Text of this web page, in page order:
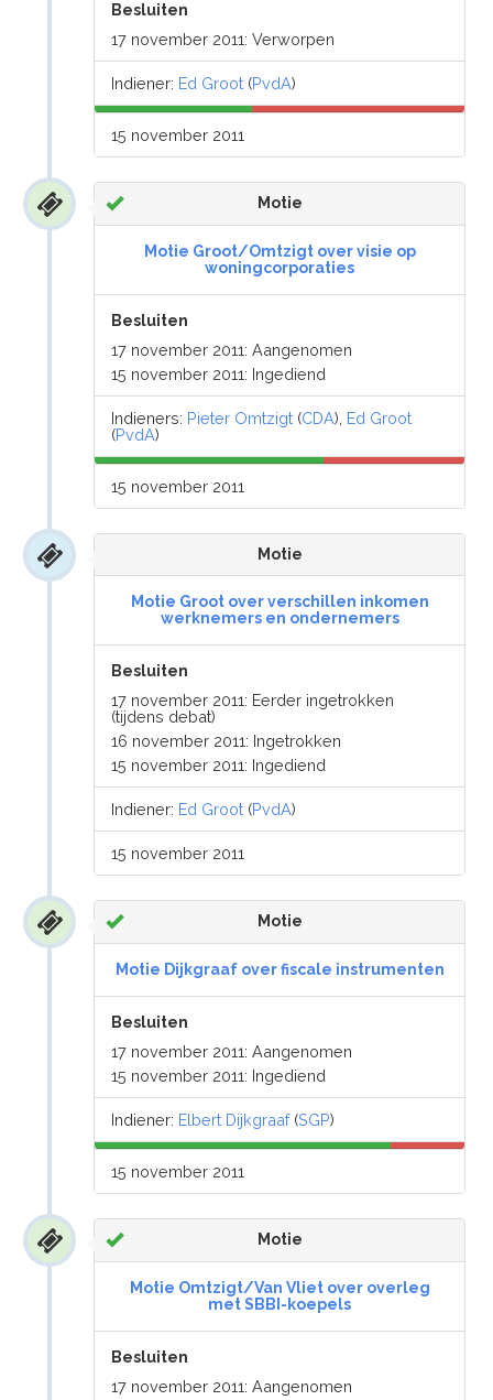
Besluiten
17 november 2011: Verworpen
Indiener: Ed Groot (PvdA)
15 november 2011
Motie
Motie Groot/Omtzigt over visie op
woningcorporaties
Besluiten
17 november 2011: Aangenomen
15 november 2011: Ingediend
Indieners: Pieter Omtzigt (CDA), Ed Groot
(PvdA)
15 november 2011
Motie
Motie Groot over verschillen inkomen
werknemers en ondernemers
Besluiten
17 november 2011: Eerder ingetrokken
(tijdens debat)
16 november 2011: Ingetrokken
15 november 2011: Ingediend
Indiener: Ed Groot (PvdA)
15 november 2011
Motie
Motie Dijkgraaf over fiscale instrumenten
Besluiten
17 november 2011: Aangenomen
15 november 2011: Ingediend
Indiener: Elbert Dijkgraaf(SGP)
15 november 2011
Motie
Motie Omtzigt/Van Vliet over overleg
met SBBI-koepels
Besluiten
17 november 2011: Aangenomen